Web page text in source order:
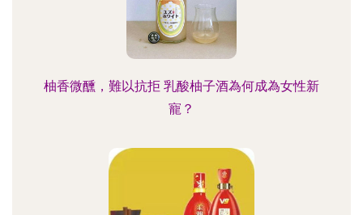
柚香微醺，難以抗拒 乳酸柚子酒為何成為女性新
寵？